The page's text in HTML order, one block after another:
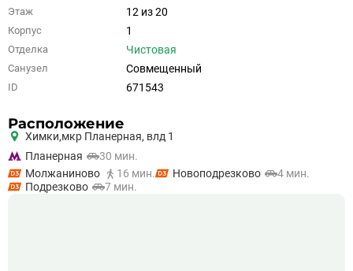
Этаж 12 из 20
Корпус 1
Отделка Чистовая
Санузел Совмещенный
ID 671543
Расположение
Химки,мкр Планерная, влд 1
Планерная
30 мин.
Молжаниново
16 мин. Новоподрезково
4 мин.
Подрезково
7 мин.